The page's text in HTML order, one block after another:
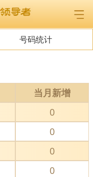
号码统计
当月新增
0
0
0
0